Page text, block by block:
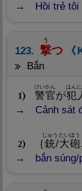
Hồi trẻ tôi
123. 撃
う
つ
bắn
1 警官
けいかん
が犯
はん
Cảnh sát
2 ｛銃
じゅう
/大砲
たいほう
bắn